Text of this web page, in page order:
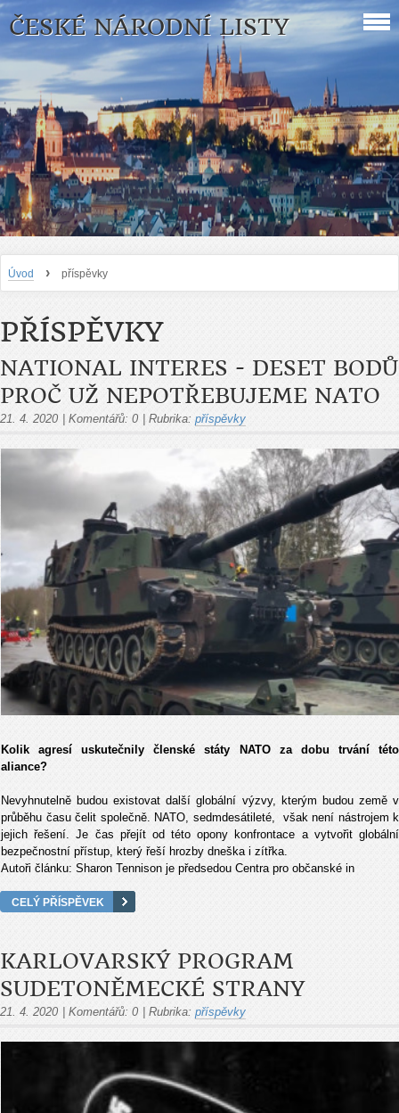
ČESKÉ NÁRODNÍ LISTY
Úvod › příspěvky
PŘÍSPĚVKY
NATIONAL INTERES - DESET BODŮ
PROČ UŽ NEPOTŘEBUJEME NATO
21. 4. 2020 Komentářů: 0 Rubrika: příspěvky
Kolik agresí uskutečnily členské státy NATO za dobu trvání této
aliance?
Nevyhnutelně budou existovat další globální výzvy, kterým budou země v
průběhu času čelit společně. NATO, sedmdesátileté, však není nástrojem k
jejich řešení. Je čas přejít od této opony konfrontace a vytvořit globální
bezpečnostní přístup, který řeší hrozby dneška i zítřka.
Autoři článku: Sharon Tennison je předsedou Centra pro občanské in
CELÝ PŘÍSPĚVEK
KARLOVARSKÝ PROGRAM
SUDETONĚMECKÉ STRANY
21. 4. 2020 Komentářů: 0 Rubrika: příspěvky